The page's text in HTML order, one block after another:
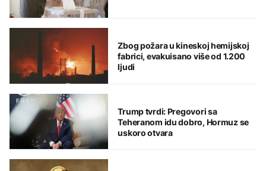
Zbog požara u kineskoj hemijskoj
fabrici, evakuisano više od 1.200
ljudi
Trump tvrdi: Pregovori sa
Teheranom idu dobro, Hormuz se
uskoro otvara